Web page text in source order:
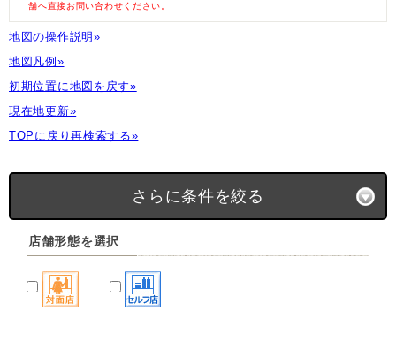
舗へ直接お問い合わせください。
地図の操作説明»
地図凡例»
初期位置に地図を戻す»
現在地更新»
TOPに戻り再検索する»
さらに条件を絞る
店舗形態を選択